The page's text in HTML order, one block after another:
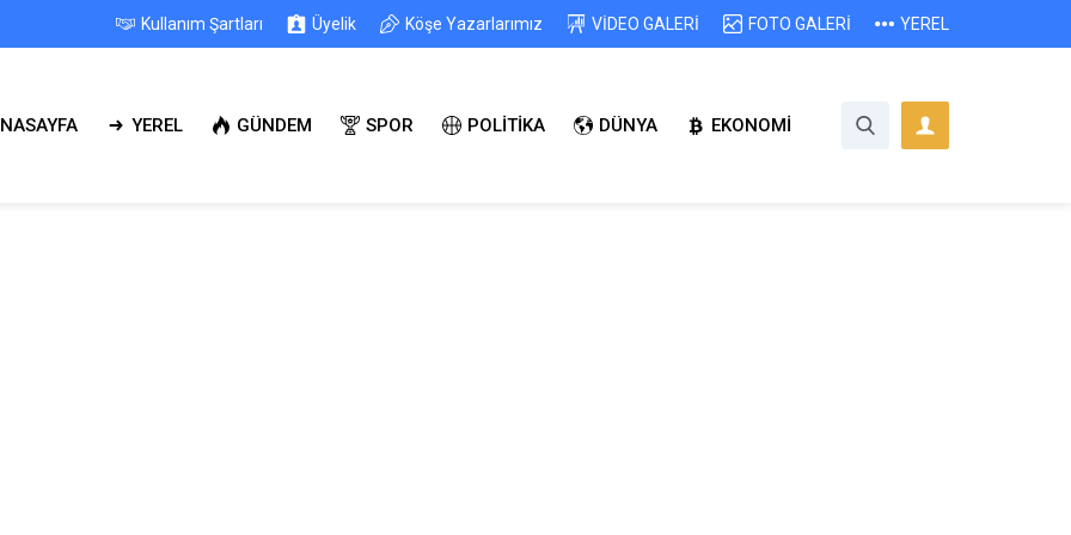
Kullanım Şartları Üyelik Köşe Yazarlarımız VİDEO GALERİ FOTO GALERİ YEREL
YEREL GÜNDEM SPOR POLİTİKA DÜNYA EKONOMİ